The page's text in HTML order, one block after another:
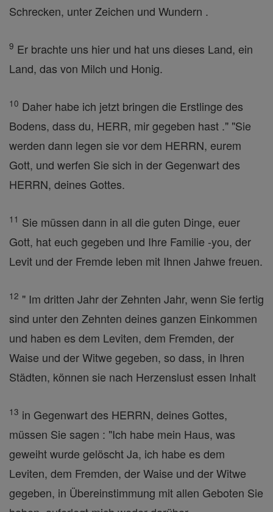
Schrecken, unter Zeichen und Wundern .
9 Er brachte uns hier und hat uns dieses Land, ein
Land, das von Milch und Honig.
10 Daher habe ich jetzt bringen die Erstlinge des
Bodens, dass du, HERR, mir gegeben hast ." "Sie
werden dann legen sie vor dem HERRN, eurem
Gott, und werfen Sie sich in der Gegenwart des
HERRN, deines Gottes.
11 Sie müssen dann in all die guten Dinge, euer
Gott, hat euch gegeben und Ihre Familie -you, der
Levit und der Fremde leben mit Ihnen Jahwe freuen.
12 " Im dritten Jahr der Zehnten Jahr, wenn Sie fertig
sind unter den Zehnten deines ganzen Einkommen
und haben es dem Leviten, dem Fremden, der
Waise und der Witwe gegeben, so dass, in Ihren
Städten, können sie nach Herzenslust essen Inhalt
13 in Gegenwart des HERRN, deines Gottes,
müssen Sie sagen : "Ich habe mein Haus, was
geweiht wurde gelöscht Ja, ich habe es dem
Leviten, dem Fremden, der Waise und der Witwe
gegeben, in Übereinstimmung mit allen Geboten Sie